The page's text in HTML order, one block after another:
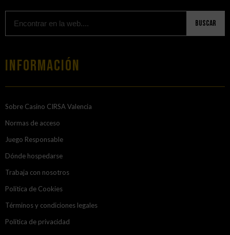
Buscar
Información
Sobre Casino CIRSA Valencia
Normas de acceso
Juego Responsable
Dónde hospedarse
Trabaja con nosotros
Política de Cookies
Términos y condiciones legales
Política de privacidad